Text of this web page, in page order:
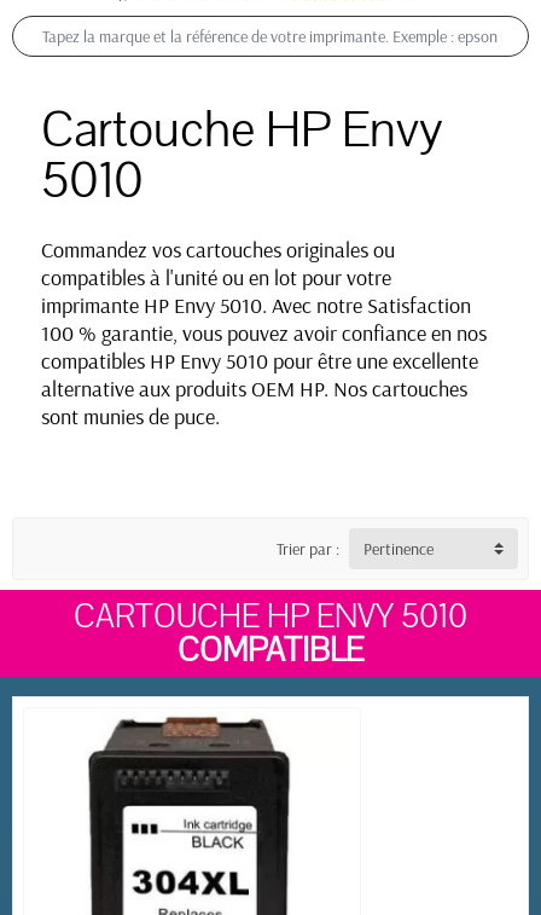
Cartouche HP Envy
5010
Commandez vos cartouches originales ou
compatibles à l'unité ou en lot pour votre
imprimante HP Envy 5010. Avec notre Satisfaction
100 % garantie, vous pouvez avoir confiance en nos
compatibles HP Envy 5010 pour être une excellente
alternative aux produits OEM HP. Nos cartouches
sont munies de puce.
Trier par : Pertinence
CARTOUCHE HP ENVY 5010
COMPATIBLE